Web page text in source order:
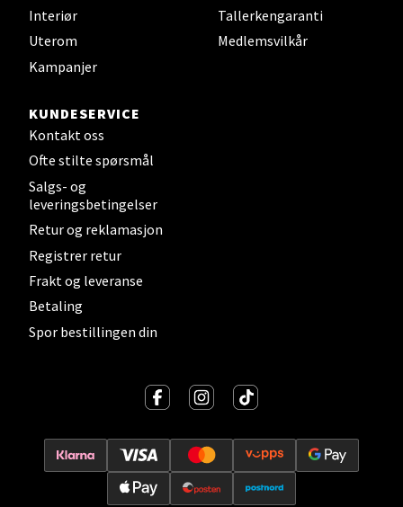
Interiør
Uterom
Kampanjer
Tallerkengaranti
Medlemsvilkår
KUNDESERVICE
Kontakt oss
Ofte stilte spørsmål
Salgs- og
leveringsbetingelser
Retur og reklamasjon
Registrer retur
Frakt og leveranse
Betaling
Spor bestillingen din
Madlakrossen nr 9, 4042 Stavanger
Åpent i dag 10-20
0 i butikk
Levanger - Magneten
Moafjæra 14, 7606 Levanger
Åpent i dag 10-20
Mandal - Alti Mandal
Skarvøyveien 55, 4517 Mandal
Åpent i dag 10-20